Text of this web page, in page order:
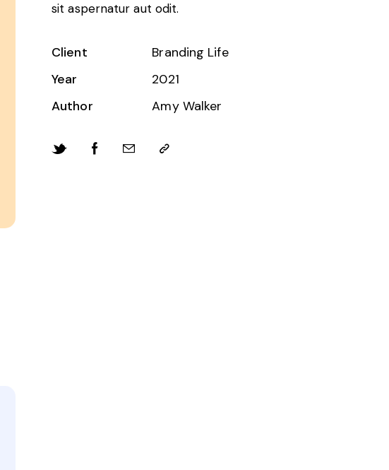
sit aspernatur aut odit.
Client
Branding Life
Year
2021
Author
Amy Walker